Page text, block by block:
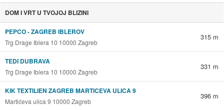
DOM I VRT U TVOJOJ BLIZINI
PEPCO - ZAGREB IBLEROV
Trg Drage Iblera 10 10000 Zagreb
315 m
TEDI DUBRAVA
Trg Drage Iblera 10 10000 Zagreb
331 m
KIK TEXTILIEN ZAGREB MARTICEVA ULICA 9
Martićeva ulica 9 10000 Zagreb
396 m